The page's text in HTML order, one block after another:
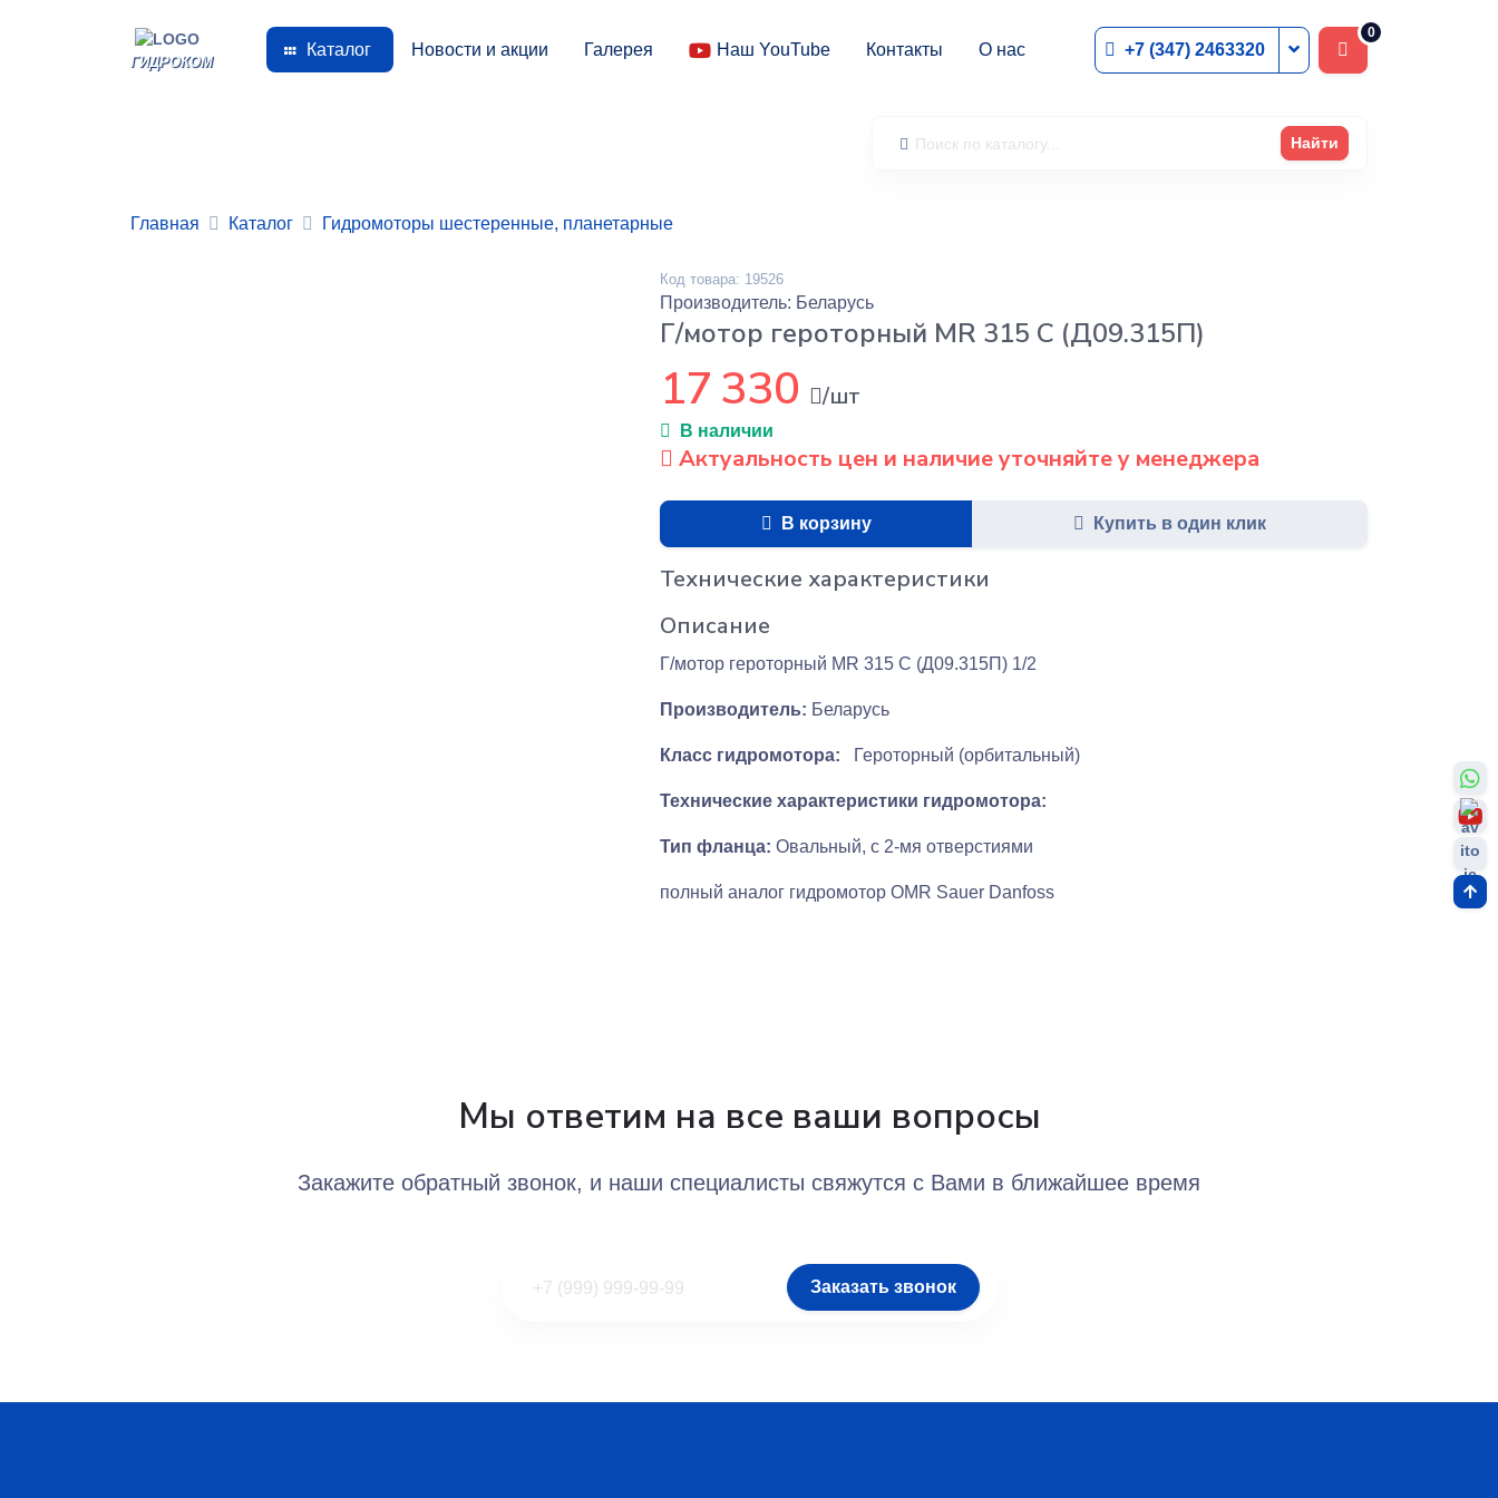
ГИДРОКОМ
Каталог Новости и акции Галерея Наш YouTube Контакты О нас +7 (347) 2463320
0
Найти
Главная Каталог Гидромоторы шестеренные, планетарные
Код товара: 19526
Производитель: Беларусь
Г/мотор героторный MR 315 C (Д09.315П)
17 330 /шт
В наличии
Актуальность цен и наличие уточняйте у менеджера
В корзину Купить в один клик
Технические характеристики
Описание
Г/мотор героторный MR 315 C (Д09.315П) 1/2
Производитель: Беларусь
Класс гидромотора: Героторный (орбитальный)
Технические характеристики гидромотора:
Тип фланца: Овальный, с 2-мя отверстиями
полный аналог гидромотор OMR Sauer Danfoss
Мы ответим на все ваши вопросы
Закажите обратный звонок, и наши специалисты свяжутся с Вами в ближайшее время
Заказать звонок